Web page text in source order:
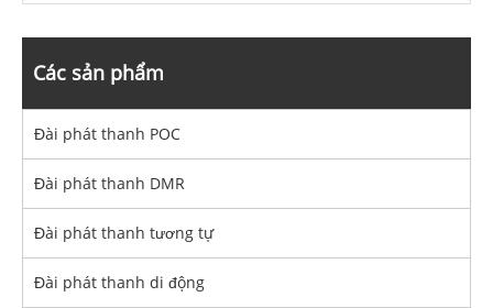
Các sản phẩm
Đài phát thanh POC
Đài phát thanh DMR
Đài phát thanh tương tự
Đài phát thanh di động